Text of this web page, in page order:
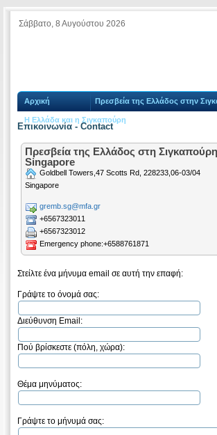
Σάββατο, 8 Αυγούστου 2026
Αρχική Πρεσβεία της Ελλάδος στην
Η Ελλάδα και η Σιγκαπούρη
Επικοινωνία - Contact
Πρεσβεία της Ελλάδος στη
Singapore
Goldbell Towers,47 Scotts Rd, 228233,06-03/04
Singapore
gremb.sg@mfa.gr
+6567323011
+6567323012
Emergency phone:+6588761871
Στείλτε ένα μήνυμα email σε αυτή την επαφή:
Γράψτε το όνομά σας:
Διεύθυνση Email:
Πού βρίσκεστε (πόλη, χώρα):
Θέμα μηνύματος:
Γράψτε το μήνυμά σας: